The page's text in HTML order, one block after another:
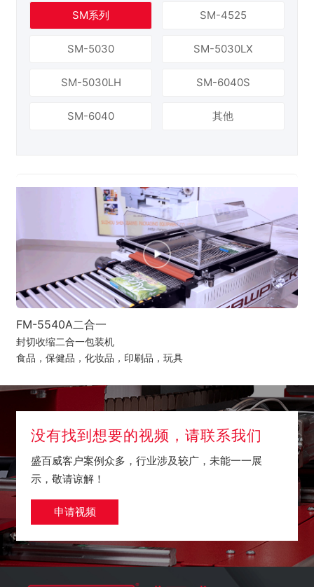
SM系列 SM-4525
SM-5030 SM-5030LX
SM-5030LH SM-6040S
SM-6040 其他
FM-5540A二合一
封切收缩二合一包装机
食品，保健品，化妆品，印刷品，玩具
没有找到想要的视频，请联系我们
盛百威客户案例众多，行业涉及较广，未能一一展
示，敬请谅解！
申请视频